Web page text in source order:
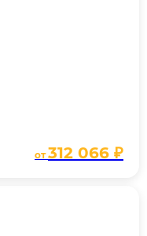
от312 066 ₽